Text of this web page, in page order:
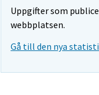
Uppgifter som
webbplatsen.
Gå till den nya